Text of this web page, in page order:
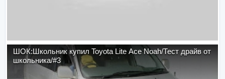
ШОК:Школьник купил Toyota Lite Ace Noah/Тест драйв от
школьника/#3